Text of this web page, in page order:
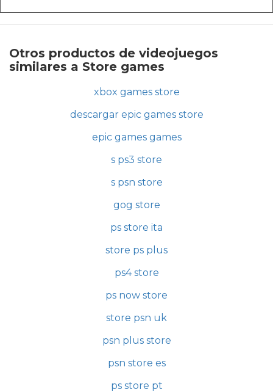
Otros productos de videojuegos
similares a Store games
xbox games store
descargar epic games store
epic games games
s ps3 store
s psn store
gog store
ps store ita
store ps plus
ps4 store
ps now store
store psn uk
psn plus store
psn store es
ps store pt